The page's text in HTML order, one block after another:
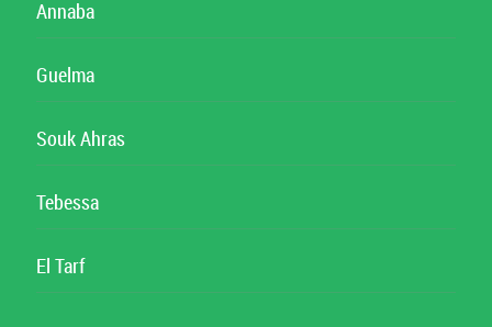
Annaba
Guelma
Souk Ahras
Tebessa
El Tarf